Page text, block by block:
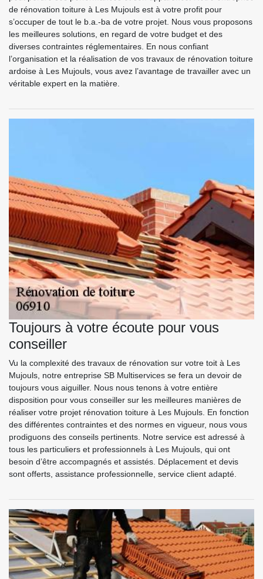
de rénovation toiture à Les Mujouls est à votre profit pour
s’occuper de tout le b.a.-ba de votre projet. Nous vous proposons
les meilleures solutions, en regard de votre budget et des
diverses contraintes réglementaires. En nous confiant
l’organisation et la réalisation de vos travaux de rénovation toiture
ardoise à Les Mujouls, vous avez l’avantage de travailler avec un
véritable expert en la matière.
Toujours à votre écoute pour vous
conseiller
Vu la complexité des travaux de rénovation sur votre toit à Les
Mujouls, notre entreprise SB Multiservices se fera un devoir de
toujours vous aiguiller. Nous nous tenons à votre entière
disposition pour vous conseiller sur les meilleures manières de
réaliser votre projet rénovation toiture à Les Mujouls. En fonction
des différentes contraintes et des normes en vigueur, nous vous
prodiguons des conseils pertinents. Notre service est adressé à
tous les particuliers et professionnels à Les Mujouls, qui ont
besoin d’être accompagnés et assistés. Déplacement et devis
sont offerts, assistance professionnelle, service client adapté.